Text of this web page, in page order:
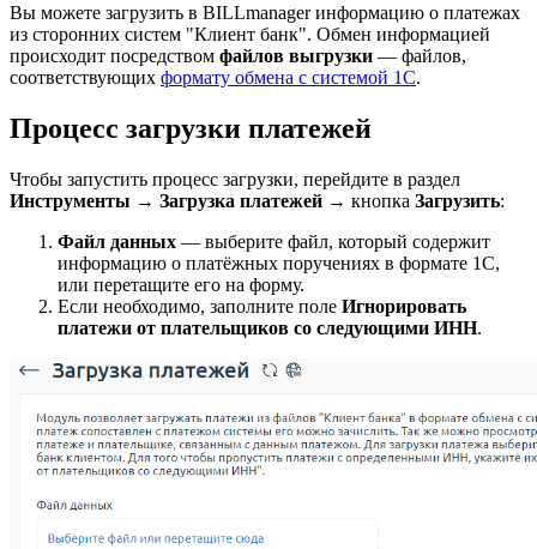
Вы можете загрузить в BILLmanager информацию о платежах
из сторонних систем "Клиент банк". Обмен информацией
происходит посредством файлов выгрузки — файлов,
соответствующих формату обмена с системой 1С.
Процесс загрузки платежей
Чтобы запустить процесс загрузки, перейдите в раздел
Инструменты → Загрузка платежей → кнопка Загрузить:
Файл данных — выберите файл, который содержит
информацию о платёжных поручениях в формате 1С,
или перетащите его на форму.
Если необходимо, заполните поле Игнорировать
платежи от плательщиков со следующими ИНН.